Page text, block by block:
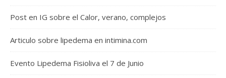
Post en IG sobre el Calor, verano, complejos
Articulo sobre lipedema en intimina.com
Evento Lipedema Fisioliva el 7 de Junio